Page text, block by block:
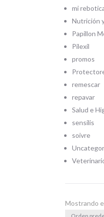
mi
Nutrición
Papillon
Pilexil
promos
remescar
repavar
Salud e
sensilis
soivre
Mostrando